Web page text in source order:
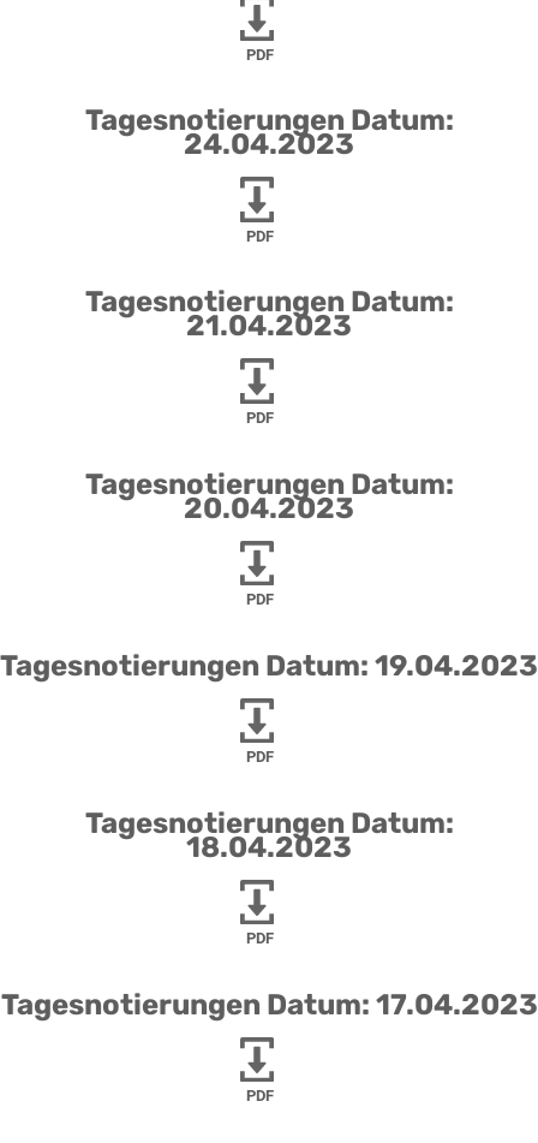
PDF
Tagesnotierungen Datum:
24.04.2023
PDF
Tagesnotierungen Datum:
21.04.2023
PDF
Tagesnotierungen Datum:
20.04.2023
PDF
Tagesnotierungen Datum: 19.04.2023
PDF
Tagesnotierungen Datum:
18.04.2023
PDF
Tagesnotierungen Datum: 17.04.2023
PDF